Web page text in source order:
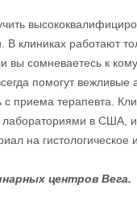
В клиниках работают
вы сомневаетесь к
помогут вежливые
приема терапевта.
в США,
на гистологическое
центров Вега.